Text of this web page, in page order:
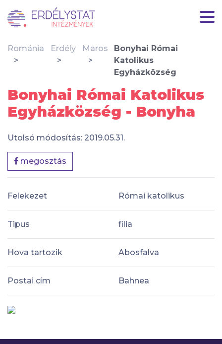
Románia Erdély Maros
Bonyhai Római
Katolikus
Egyházközség
Bonyhai Római Katolikus
Egyházközség - Bonyha
Utolsó módosítás: 2019.05.31.
megosztás
Felekezet Római katolikus
Tipus filia
Hova tartozik Abosfalva
Postai cím Bahnea